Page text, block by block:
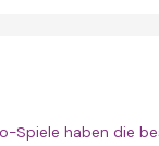
Spiele haben die